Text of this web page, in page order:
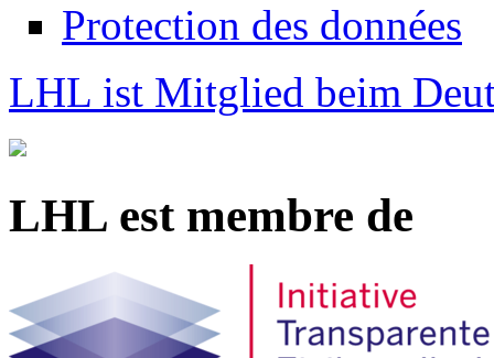
Protection des données
LHL ist Mitglied beim
LHL est membre de